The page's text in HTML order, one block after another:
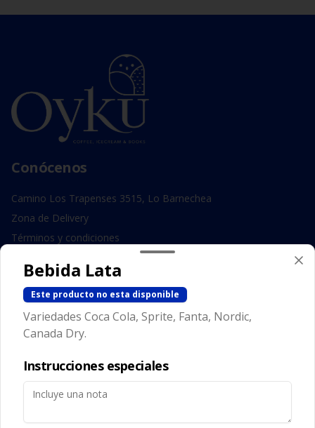
Conócenos
Camino Los Trapenses 3515, Lo Barnechea
Zona de Delivery
Términos y condiciones
Redes sociales
Instagram
Facebook
Mi cuenta
Bebida Lata
Este producto no esta disponible
Variedades Coca Cola, Sprite, Fanta, Nordic,
Canada Dry.
Instrucciones especiales